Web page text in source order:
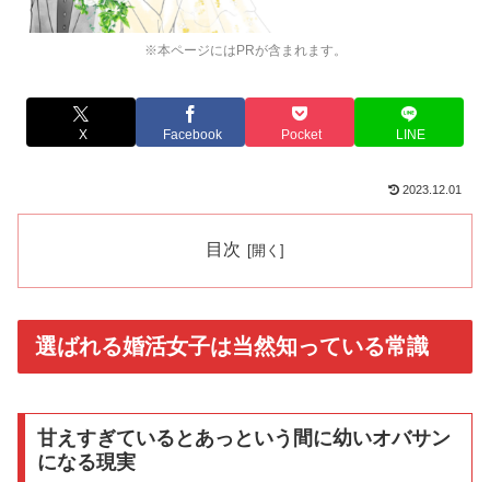
※本ページにはPRが含まれます。
X Facebook Pocket LINE
2023.12.01
目次
選ばれる婚活女子は当然知っている常識
甘えすぎているとあっという間に幼いオバサン
になる現実